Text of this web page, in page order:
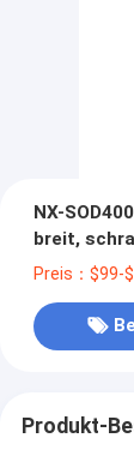
NX-
breit,
Preis：$99-
Produkt-